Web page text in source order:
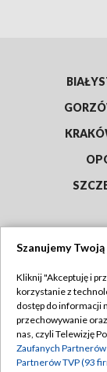
Abonament
Emisja w TVP
Szanujemy
Kliknij "Akceptuję i
korzystanie z
dostęp do informacji
przechowywanie
nas, czyli Telewizję
Zaufanych
Partnerów TVP (93